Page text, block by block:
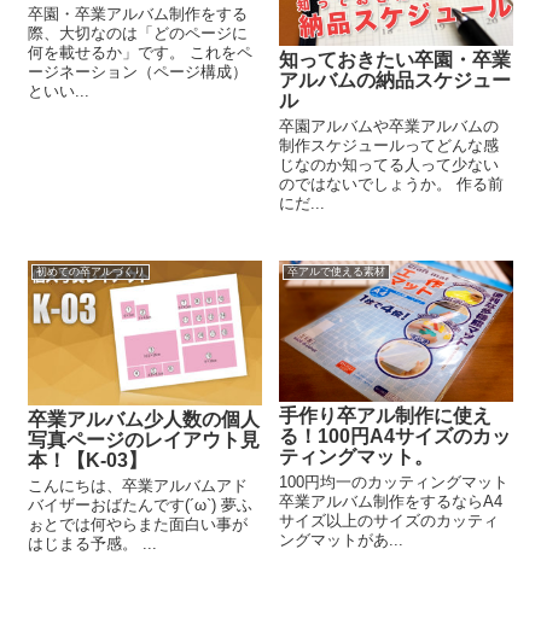
卒園・卒業アルバム制作をする
際、大切なのは「どのページに
何を載せるか」です。 これをペ
ージネーション（ページ構成）
といい...
知っておきたい卒園・卒業
アルバムの納品スケジュー
ル
卒園アルバムや卒業アルバムの
制作スケジュールってどんな感
じなのか知ってる人って少ない
のではないでしょうか。 作る前
にだ...
初めての卒アルづくり
卒業アルバム少人数の個人
写真ページのレイアウト見
本！【K-03】
こんにちは、卒業アルバムアド
バイザーおばたんです(´ω`) 夢ふ
ぉとでは何やらまた面白い事が
はじまる予感。 ...
卒アルで使える素材
手作り卒アル制作に使え
る！100円A4サイズのカッ
ティングマット。
100円均一のカッティングマット
卒業アルバム制作をするならA4
サイズ以上のサイズのカッティ
ングマットがあ...